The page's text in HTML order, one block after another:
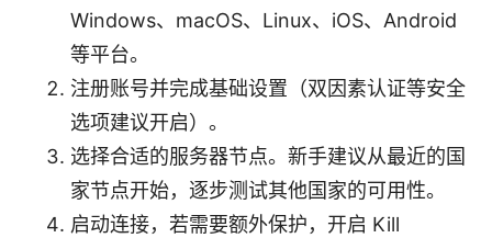
Windows、macOS、Linux、iOS、Android
等平台。
注册账号并完成基础设置（双因素认证等安全
选项建议开启）。
选择合适的服务器节点。新手建议从最近的国
家节点开始，逐步测试其他国家的可用性。
启动连接，若需要额外保护，开启 Kill